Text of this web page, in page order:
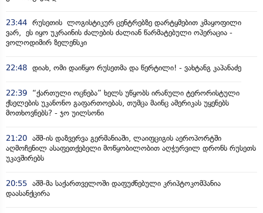
23:44 რუსეთის ლოგისტიკურ ცენტრებზე დარტყმებით კმაყოფილი
ვარ, ეს იყო უკრაინის ძალების ძალიან წარმატებული ოპერაცია -
ვოლოდიმირ ზელენსკი
22:48 დიახ, ომი დაიწყო რუსეთმა და წერტილი! - ვახტანგ კაპანაძე
22:39
“ქართული ოცნება” ხელს უწყობს ირანული ტერორისტული
ქსელების უკანონო გაფართოებას, თუმცა მაინც ამერიკას უყენებს
მოთხოვნებს? - ჯო უილსონი
21:20 აშშ-ის დაზვერვა გერმანიაში, ლაიფციგის აეროპორტში
აღმოჩენილ ასაფეთქებელი მოწყობილობით აღჭურვილ დრონს რუსეთს
უკავშირებს
20:55 აშშ-მა საქართველოში დაფუძნებული კრიპტოკომპანია
დაასანქცირა